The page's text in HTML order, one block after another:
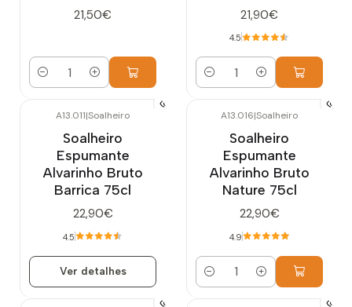
21,50€
Quantidade
21,90€
4.5
Quantidade
A13.011|Soalheiro
Soalheiro
Espumante
Alvarinho Bruto
Barrica 75cl
22,90€
4.5
Ver detalhes
A13.016|Soalheiro
Soalheiro
Espumante
Alvarinho Bruto
Nature 75cl
22,90€
4.9
Quantidade